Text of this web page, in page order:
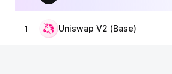
1 Uniswap V2 (Base)